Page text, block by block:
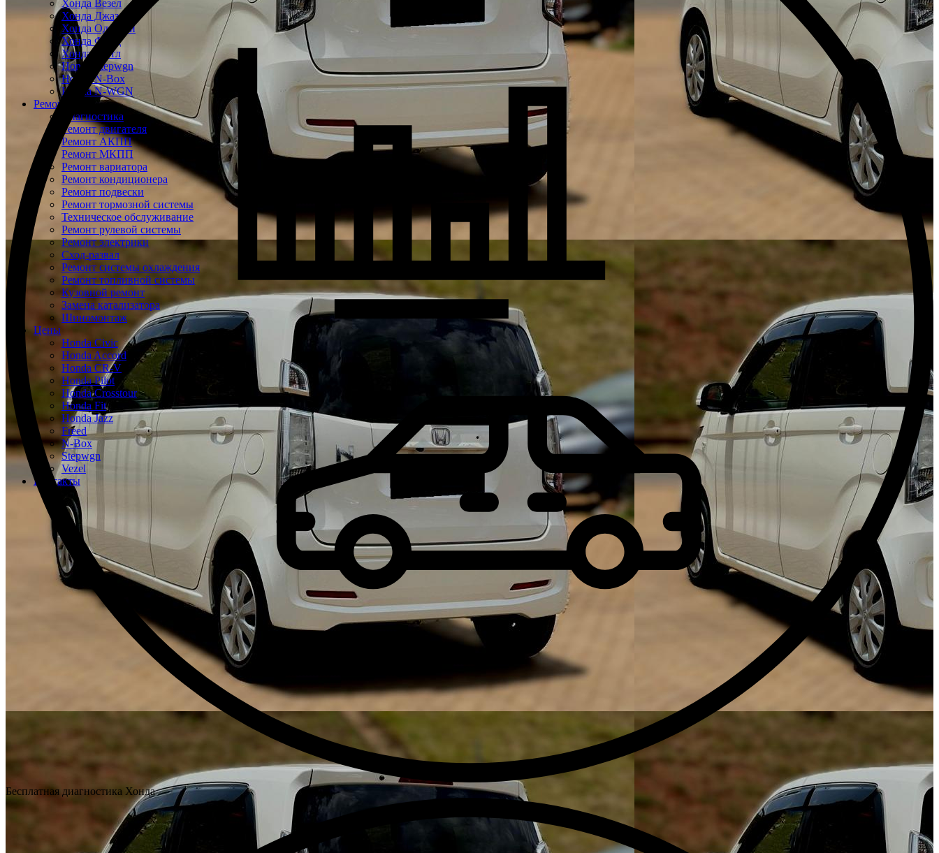
Хонда Везел
Хонда Джаз
Хонда Одиссей
Хонда Фрид
Хонда Шатл
Honda Stepwgn
Honda N-Box
Honda N-WGN
Ремонт
Диагностика
Ремонт двигателя
Ремонт АКПП
Ремонт МКПП
Ремонт вариатора
Ремонт кондиционера
Ремонт подвески
Ремонт тормозной системы
Техническое обслуживание
Ремонт рулевой системы
Ремонт электрики
Сход-развал
Ремонт системы охлаждения
Ремонт топливной системы
Кузовной ремонт
Замена катализатора
Шиномонтаж
Цены
Honda Civic
Honda Accord
Honda CR-V
Honda Pilot
Honda Crosstour
Honda Fit
Honda Jazz
Freed
N-Box
Stepwgn
Vezel
Контакты
Бесплатная диагностика Хонда